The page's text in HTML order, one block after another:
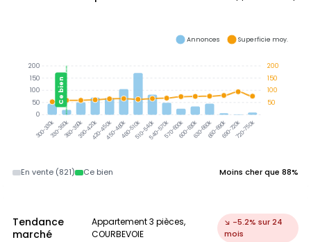
300-330k330-360k360-390k390-420k420-450k450-480k480-510k510-540k540-570k570-600k600-630k630-660k660-690k690-720k720-750k
Ce bien
200
150
100
50
200
150
100
50
0
Annonces Superficie moy.
En vente (821) Ce bien Moins cher que 88%
Tendance
marché
Appartement 3 pièces,
COURBEVOIE
↘ -5.2% sur 24
mois